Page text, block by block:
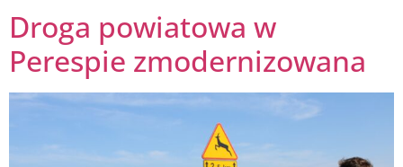
Droga powiatowa w
Perespie zmodernizowana